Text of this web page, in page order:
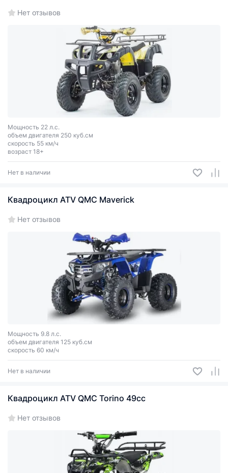
Нет отзывов
Мощность 22 л.с.
объем двигателя 250 куб.см
скорость 55 км/ч
возраст 18+
Нет в наличии
Квадроцикл ATV QMC Maverick
Нет отзывов
Мощность 9.8 л.с.
объем двигателя 125 куб.см
скорость 60 км/ч
Нет в наличии
Квадроцикл ATV QMC Torino 49cc
Нет отзывов